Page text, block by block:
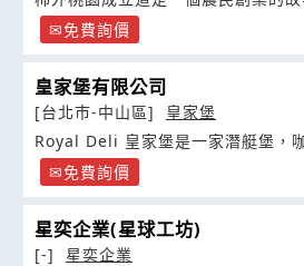
免費詢價
皇家堡有限公司
[台北市-中山區]
皇家堡
Royal Deli 皇家堡是一家潛艇堡，
免費詢價
星奕企業(星球工坊)
[-]
星奕企業